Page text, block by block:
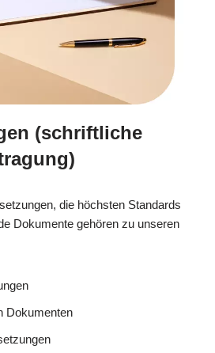
(schriftliche
die höchsten Standards
Dokumente gehören zu unseren
Dokumenten